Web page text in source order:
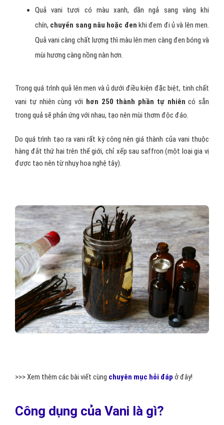
Quả vani tươi có màu xanh, dần ngả sang vàng khi
chín, chuyển sang nâu hoặc đen khi đem đi ủ và lên men.
Quả vani càng chất lượng thì màu lên men càng đen bóng và
mùi hương càng nồng nàn hơn.
Trong quá trình quả lên men và ủ dưới điều kiện đặc biệt, tinh chất
vani tự nhiên cùng với hơn 250 thành phần tự nhiên có sẵn
trong quả sẽ phản ứng với nhau, tạo nên mùi thơm độc đáo.
Do quá trình tạo ra vani rất kỳ công nên giá thành của vani thuộc
hàng đắt thứ hai trên thế giới, chỉ xếp sau saffron (một loại gia vị
được tạo nên từ nhụy hoa nghệ tây).
>>> Xem thêm các bài viết cùng chuyên mục hỏi đáp ở đây!
Công dụng của Vani là gì?